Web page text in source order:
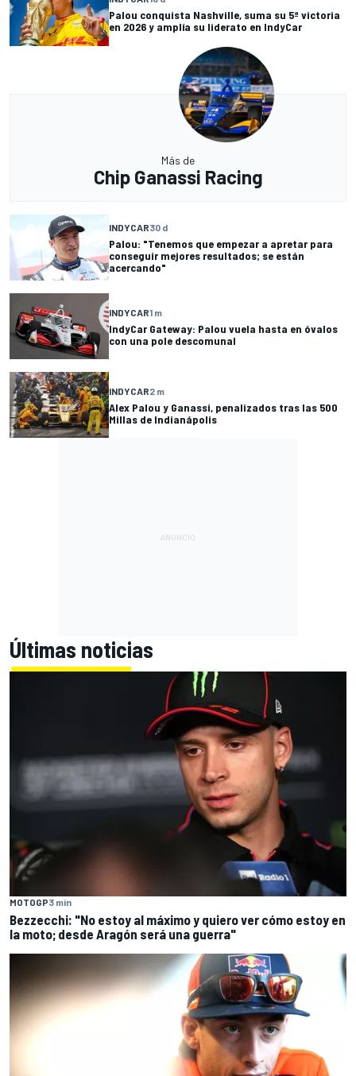
Palou conquista Nashville, suma su 5ª victoria
en 2026 y amplía su liderato en IndyCar
Más de
Chip Ganassi Racing
INDYCAR30 d
Palou: "Tenemos que empezar a apretar para
conseguir mejores resultados; se están
acercando"
INDYCAR1 m
IndyCar Gateway: Palou vuela hasta en óvalos
con una pole descomunal
INDYCAR2 m
Alex Palou y Ganassi, penalizados tras las 500
Millas de Indianápolis
Últimas noticias
MOTOGP3 min
Bezzecchi: "No estoy al máximo y quiero ver cómo estoy en
la moto; desde Aragón será una guerra"